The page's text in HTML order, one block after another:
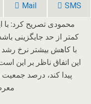
Mail SMS
محمودی تصریح کرد: با
کمتر از حد جایگزینی
با کاهش بیشتر نرخ
این اتفاق ناظر بر
پیدا کند، درصد جمعیت